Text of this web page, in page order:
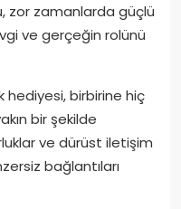
zor zamanlarda güçlü
ve gerçeğin rolünü
hediyesi, birbirine hiç
bir şekilde
ve dürüst iletişim
bağlantıları